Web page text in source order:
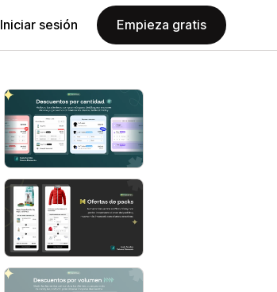
Iniciar sesión Empieza gratis